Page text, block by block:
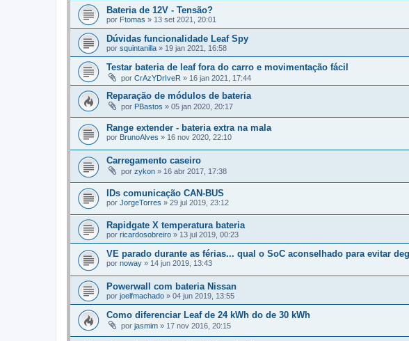
Bateria de 12V - Tensão?
por Ftomas » 13 set 2021, 20:01
Dúvidas funcionalidade Leaf Spy
por squintanilla » 19 jan 2021, 16:58
Testar bateria de leaf fora do carro e movimentação fácil
por CrAzYDrIveR » 16 jan 2021, 17:44
Reparação de módulos de bateria
por PBastos » 05 jan 2020, 20:17
Range extender - bateria extra na mala
por BrunoAlves » 16 nov 2020, 22:10
Carregamento caseiro
por zykon » 16 abr 2017, 17:38
IDs comunicação CAN-BUS
por JorgeTorres » 29 jul 2019, 23:12
Rapidgate X temperatura bateria
por ricardosobreiro » 13 jul 2019, 00:23
VE parado durante as férias... qual o SoC aconselhado para evitar
por noway » 14 jun 2019, 13:43
Powerwall com bateria Nissan
por joelfmachado » 04 jun 2019, 13:55
Como diferenciar Leaf de 24 kWh do de 30 kWh
por jasmim » 17 nov 2016, 20:15